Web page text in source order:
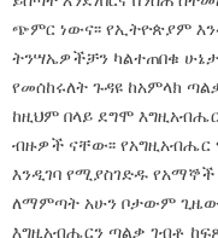
ጭምር ነውና፡፡ የኢትዮጵያም
ትንሣኤዎችቻን ካልተጠበቁ
የመሰከሩለት ጉዳዩ ከአምላክ
ከዚህም በላይ ደግሞ
ብዙዎች ናቸው፡፡
እንዲገባ የሚያስገድዱ የአማኞች
ለማምጣት አሁን ቦታውም
እግዚአብሔርን ጣልቃ ገብቶ